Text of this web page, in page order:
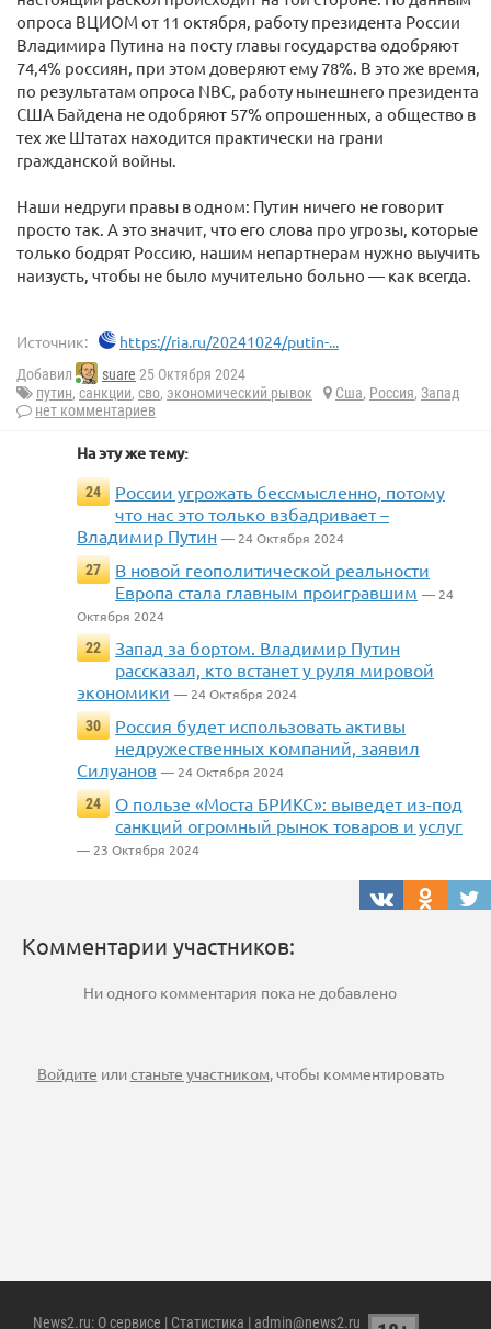
опроса ВЦИОМ от 11 октября, работу президента России
Владимира Путина на посту главы государства одобряют
74,4% россиян, при этом доверяют ему 78%. В это же время,
по результатам опроса NBC, работу нынешнего президента
США Байдена не одобряют 57% опрошенных, а общество в
тех же Штатах находится практически на грани
гражданской войны.
Наши недруги правы в одном: Путин ничего не говорит
просто так. А это значит, что его слова про угрозы, которые
только бодрят Россию, нашим непартнерам нужно выучить
наизусть, чтобы не было мучительно больно — как всегда.
Источник: https://ria.ru/20241024/putin-...
Добавил suare 25 Октября 2024
путин, санкции, сво, экономический рывок Сша, Россия, Запад
нет комментариев
На эту же тему:
24
России угрожать бессмысленно, потому
что нас это только взбадривает –
Владимир Путин — 24 Октября 2024
27
В новой геополитической реальности
Европа стала главным проигравшим — 24
Октября 2024
22
Запад за бортом. Владимир Путин
рассказал, кто встанет у руля мировой
экономики — 24 Октября 2024
30
Россия будет использовать активы
недружественных компаний, заявил
Силуанов — 24 Октября 2024
24
О пользе «Моста БРИКС»: выведет из-под
санкций огромный рынок товаров и услуг
— 23 Октября 2024
Комментарии участников:
Ни одного комментария пока не добавлено
Войдите илистаньте участником, чтобы комментировать
News2.ru: О сервисе | Статистика | admin@news2.ru